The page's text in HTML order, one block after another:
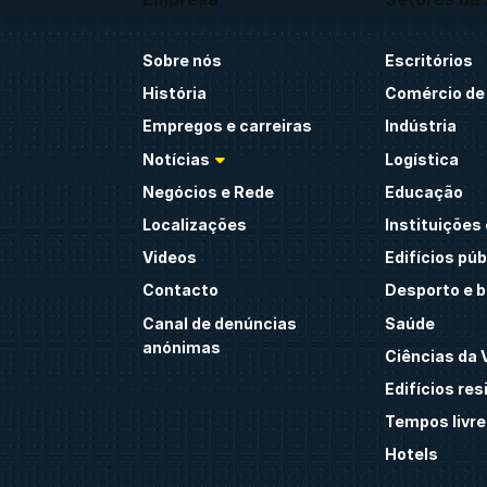
Sobre nós
História
Empregos e carreiras
Notícias
Negócios e Rede
Localizações
Videos
Contacto
Canal de denúncias
anónimas
Escritórios
Comércio
Indústria
Logística
Educação
Instituições
Edifícios
Desporto e
Saúde
Ciências da
Edifícios
Tempos
Hotels